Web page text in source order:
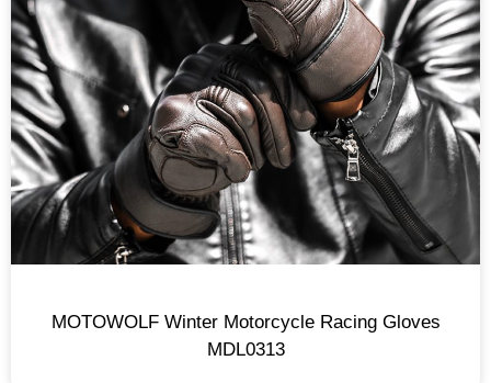
MOTOWOLF Winter Motorcycle Racing Gloves
MDL0313